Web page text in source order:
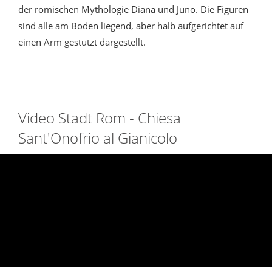
der römischen Mythologie Diana und Juno. Die Figuren
sind alle am Boden liegend, aber halb aufgerichtet auf
einen Arm gestützt dargestellt.
Video Stadt Rom - Chiesa
Sant'Onofrio al Gianicolo